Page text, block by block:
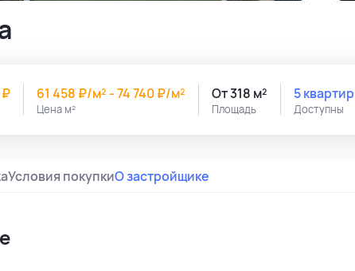
₽
Цена м²
61 458 ₽/м² - 74 740 ₽/м²
Площадь
От 318 м²
Доступны
5 квартир
Условия покупкиО застройщике